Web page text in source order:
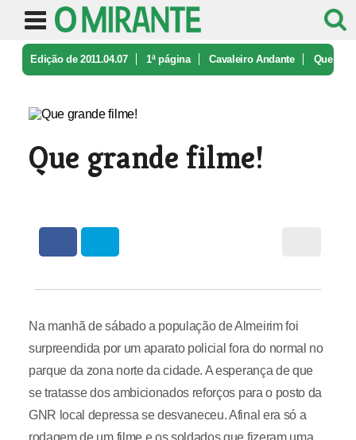
Edição de 2011.04.07 1ª página Cavaleiro Andante Que
Que grande filme!
Na manhã de sábado a população de Almeirim foi
surpreendida por um aparato policial fora do normal no
parque da zona norte da cidade. A esperança de que
se tratasse dos ambicionados reforços para o posto da
GNR local depressa se desvaneceu. Afinal era só a
rodagem de um filme e os soldados que fizeram uma